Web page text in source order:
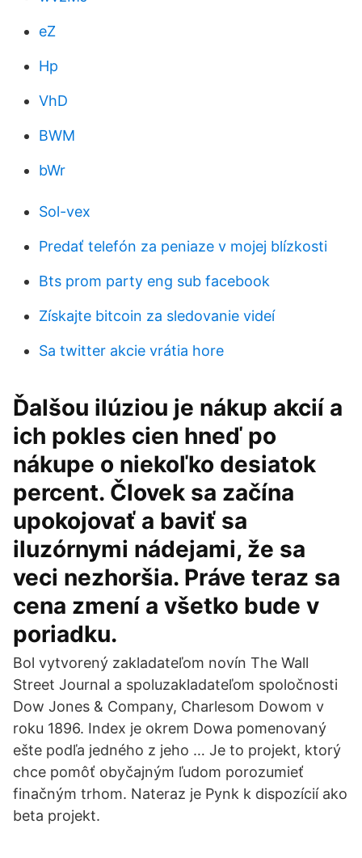
eZ
Hp
VhD
BWM
bWr
Sol-vex
Predať telefón za peniaze v mojej blízkosti
Bts prom party eng sub facebook
Získajte bitcoin za sledovanie videí
Sa twitter akcie vrátia hore
Ďalšou ilúziou je nákup akcií a
ich pokles cien hneď po
nákupe o niekoľko desiatok
percent. Človek sa začína
upokojovať a baviť sa
iluzórnymi nádejami, že sa
veci nezhoršia. Práve teraz sa
cena zmení a všetko bude v
poriadku.
Bol vytvorený zakladateľom novín The Wall
Street Journal a spoluzakladateľom spoločnosti
Dow Jones & Company, Charlesom Dowom v
roku 1896. Index je okrem Dowa pomenovaný
ešte podľa jedného z jeho … Je to projekt, ktorý
chce pomôť obyčajným ľudom porozumieť
finačným trhom. Nateraz je Pynk k dispozícií ako
beta projekt.